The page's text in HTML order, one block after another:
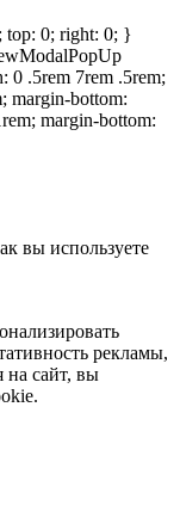
top: 0; right: 0; }
0 .5rem 7rem .5rem;
margin-bottom:
margin-bottom:
вы используете
рекламы,
на сайт, вы